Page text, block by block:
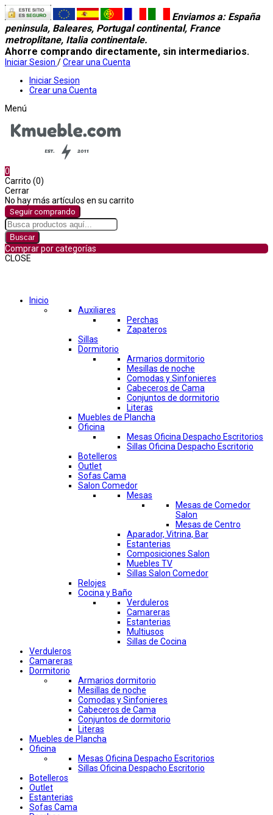
Enviamos a: España
peninsula, Baleares, Portugal continental, France
metroplitane, Italia continentale.
Ahorre comprando directamente, sin intermediarios.
Iniciar Sesion /Crear una Cuenta
Iniciar Sesion
Crear una Cuenta
Menú
0
Carrito (0)
Cerrar
No hay más artículos en su carrito
Seguir comprando
Buscar
Comprar por categorías
CLOSE
Inicio
Auxiliares
Perchas
Zapateros
Sillas
Dormitorio
Armarios dormitorio
Mesillas de noche
Comodas y Sinfonieres
Cabeceros de Cama
Conjuntos de dormitorio
Literas
Muebles de Plancha
Oficina
Mesas Oficina Despacho Escritorios
Sillas Oficina Despacho Escritorio
Botelleros
Outlet
Sofas Cama
Salon Comedor
Mesas
Mesas de Comedor
Salon
Mesas de Centro
Aparador, Vitrina, Bar
Estanterias
Composiciones Salon
Muebles TV
Sillas Salon Comedor
Relojes
Cocina y Baño
Verduleros
Camareras
Estanterias
Multiusos
Sillas de Cocina
Verduleros
Camareras
Dormitorio
Armarios dormitorio
Mesillas de noche
Comodas y Sinfonieres
Cabeceros de Cama
Conjuntos de dormitorio
Literas
Muebles de Plancha
Oficina
Mesas Oficina Despacho Escritorios
Sillas Oficina Despacho Escritorio
Botelleros
Outlet
Estanterias
Sofas Cama